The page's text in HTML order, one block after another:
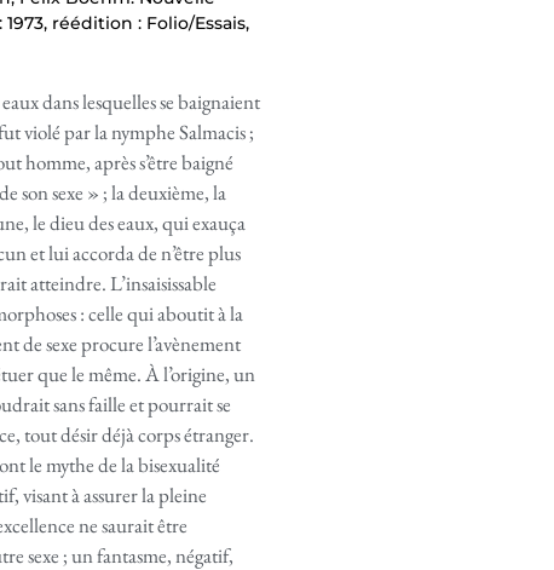
réédition : Folio/Essais,
dans lesquelles se baignaient
violé par la nymphe Salmacis ;
homme, après s’être baigné
son sexe » ; la deuxième, la
le dieu des eaux, qui exauça
et lui accorda de n’être plus
atteindre. L’insaisissable
: celle qui aboutit à la
de sexe procure l’avènement
que le même. À l’origine, un
sans faille et pourrait se
tout désir déjà corps étranger.
le mythe de la bisexualité
visant à assurer la pleine
ne saurait être
sexe ; un fantasme, négatif,